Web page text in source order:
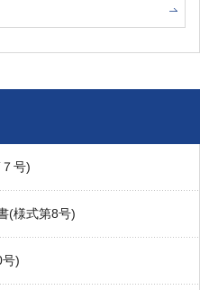
号)
(様式第8号)
)